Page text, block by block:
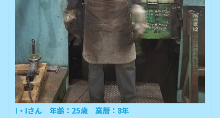
I・Iさん 年齢：25歳 業暦：8年